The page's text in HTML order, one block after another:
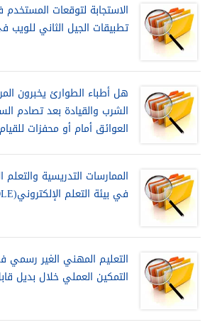
الاستجابة لتوقعات
تطبيقات الجيل الثاني
هل أطباء الطوارئ يخبرون
الشرب والقيادة بعد تصادم
العوائق أمام أو محفزات
الممارسات التدريسية والتعلم
في بيئة التعلم الإلكتروني(OLE)
التعليم المهني الغير رسمي
التمكين العملي خلال بديل